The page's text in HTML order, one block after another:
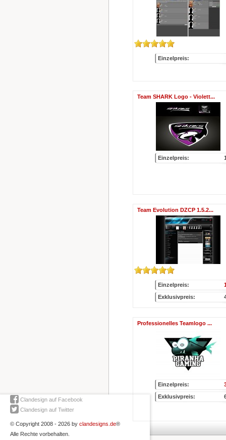
Einzelpreis:
Team SHARK Logo - Violett...
Einzelpreis:
Team Evolution DZCP 1.5.2...
Einzelpreis:
Exklusivpreis:
Professionelles Teamlogo ...
Einzelpreis:
Exklusivpreis:
Clandesign auf Facebook
Clandesign auf Twitter
© Copyright 2008 - 2026 by clandesigns.de®
Alle Rechte vorbehalten.